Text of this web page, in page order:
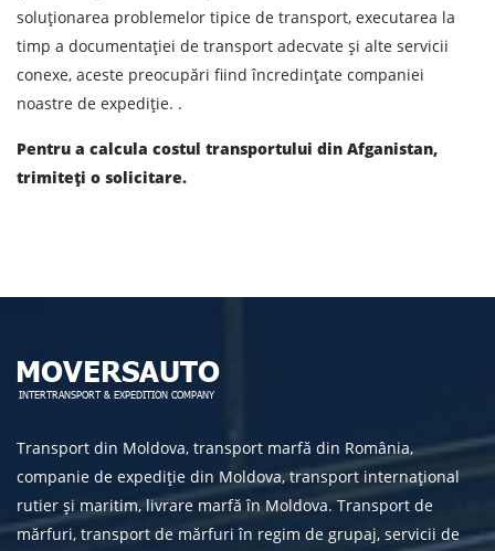
soluționarea problemelor tipice de transport, executarea la
timp a documentației de transport adecvate și alte servicii
conexe, aceste preocupări fiind încredințate companiei
noastre de expediție. .
Pentru a calcula costul transportului din Afganistan,
trimiteți o solicitare.
Transport din Moldova, transport marfă din România,
companie de expediție din Moldova, transport internațional
rutier și maritim, livrare marfă în Moldova. Transport de
mărfuri, transport de mărfuri în regim de grupaj, servicii de
E-mail
Prin depunerea unei cereri, sunteți de acord cu